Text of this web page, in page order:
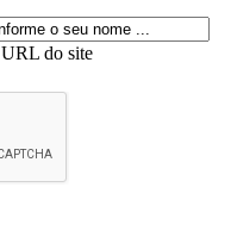
URL do site